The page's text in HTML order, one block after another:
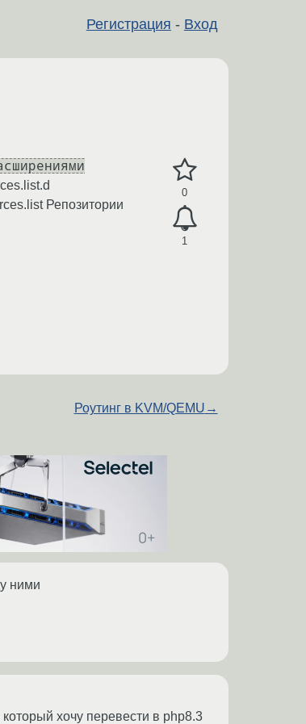
Регистрация - Вход
0
1
Репозитории
Роутинг в KVM/QEMU →
ними
хочу перевести в php8.3